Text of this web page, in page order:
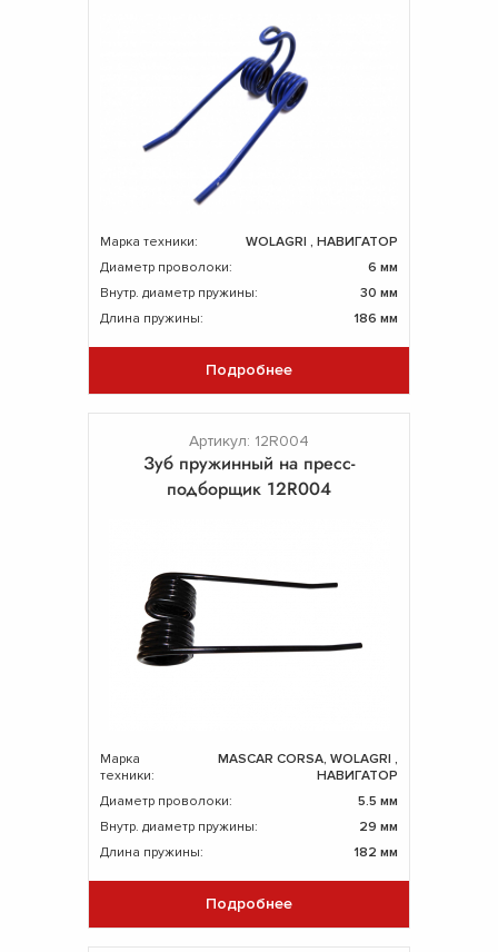
Марка техники:
WOLAGRI , НАВИГАТОР
Диаметр проволоки:
6 мм
Внутр. диаметр пружины:
30 мм
Длина пружины:
186 мм
Подробнее
Артикул: 12R004
Зуб пружинный на пресс-
подборщик 12R004
Марка
техники:
MASCAR CORSA, WOLAGRI ,
НАВИГАТОР
Диаметр проволоки:
5.5 мм
Внутр. диаметр пружины:
29 мм
Длина пружины:
182 мм
Подробнее